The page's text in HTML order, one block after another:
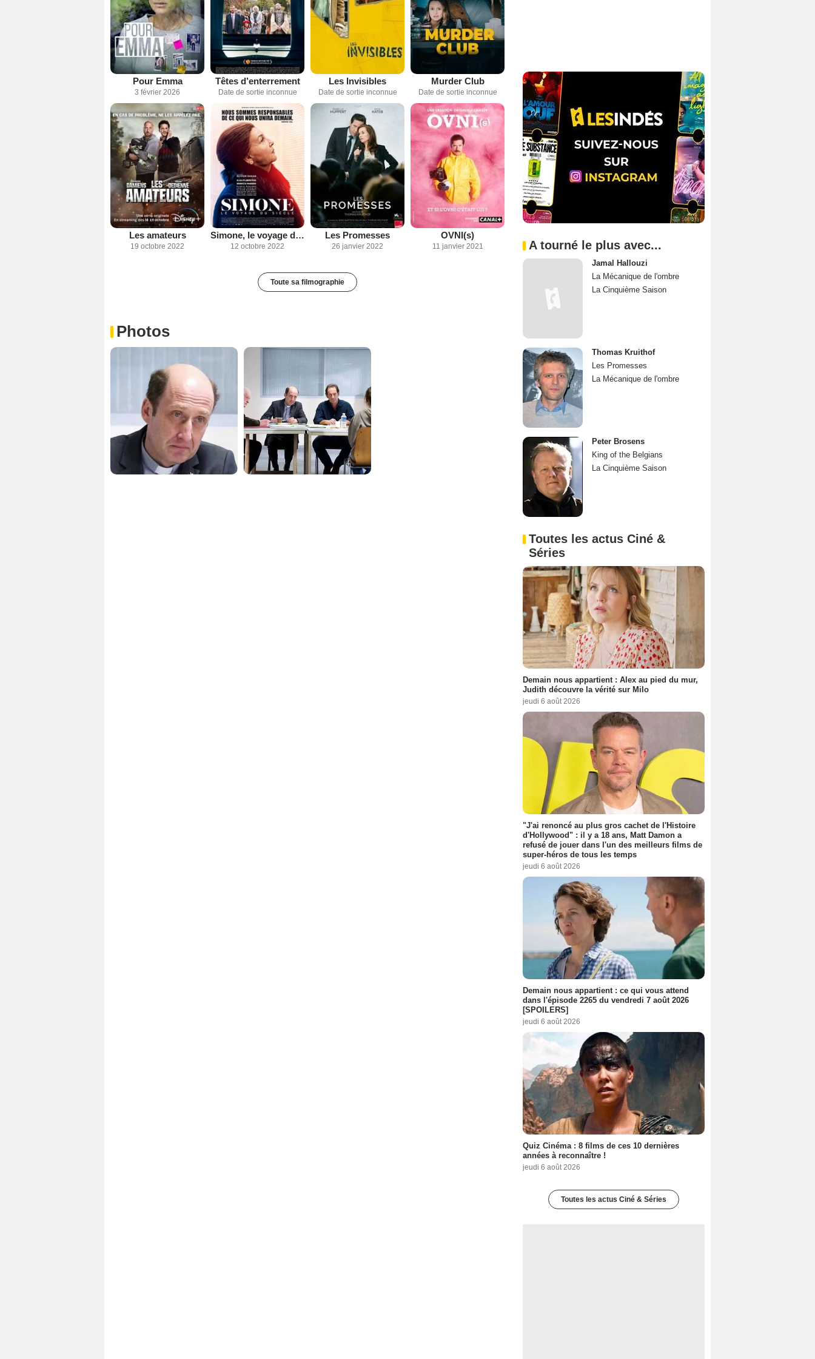
Pour Emma
3 février 2026
Têtes d’enterrement
Date de sortie inconnue
Les Invisibles
Date de sortie inconnue
Murder Club
Date de sortie inconnue
Les amateurs
19 octobre 2022
Simone, le voyage du siècle
12 octobre 2022
Les Promesses
26 janvier 2022
OVNI(s)
11 janvier 2021
Toute sa filmographie
Photos
A tourné le plus avec...
Jamal Hallouzi
La Mécanique de l'ombre
La Cinquième Saison
Thomas Kruithof
Les Promesses
La Mécanique de l'ombre
Peter Brosens
King of the Belgians
La Cinquième Saison
Toutes les actus Ciné &
Séries
Demain nous appartient : Alex au pied du mur,
Judith découvre la vérité sur Milo
jeudi 6 août 2026
"J'ai renoncé au plus gros cachet de l'Histoire
d'Hollywood" : il y a 18 ans, Matt Damon a
refusé de jouer dans l'un des meilleurs films de
super-héros de tous les temps
jeudi 6 août 2026
Demain nous appartient : ce qui vous attend
dans l'épisode 2265 du vendredi 7 août 2026
[SPOILERS]
jeudi 6 août 2026
Quiz Cinéma : 8 films de ces 10 dernières
années à reconnaître !
jeudi 6 août 2026
Toutes les actus Ciné & Séries